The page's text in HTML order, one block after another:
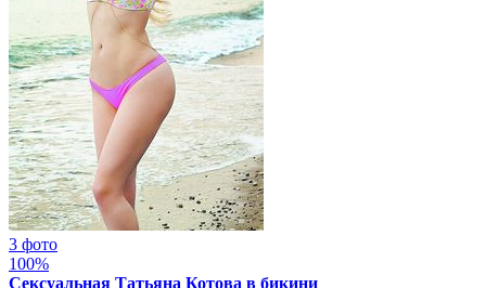
3 фото
100%
Сексуальная Татьяна Котова в бикини